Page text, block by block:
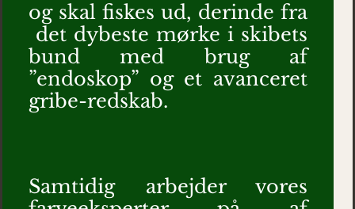
og skal fiskes ud, derinde fra
det dybeste mørke i skibets
bund med brug af
”endoskop” og et avanceret
gribe-redskab.
Samtidig arbejder vores